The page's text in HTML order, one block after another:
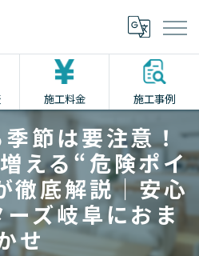
施工料金 施工事例
節は要注意！
える“危険ポイ
徹底解説｜安心
ズ岐阜におま
せ